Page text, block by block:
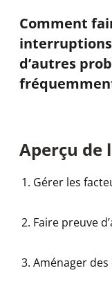
Comment
d’autres
Aperçu de
Gérer les
Faire preuve
Aménager